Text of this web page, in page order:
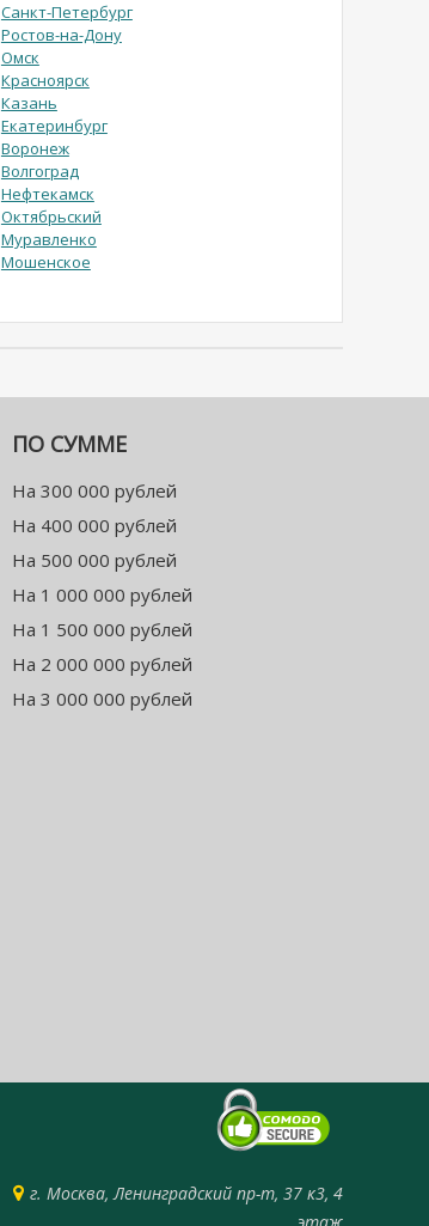
Санкт-Петербург
Ростов-на-Дону
Омск
Красноярск
Казань
Екатеринбург
Воронеж
Волгоград
Нефтекамск
Октябрьский
Муравленко
Мошенское
ПО СУММЕ
На 300 000 рублей
На 400 000 рублей
На 500 000 рублей
На 1 000 000 рублей
На 1 500 000 рублей
На 2 000 000 рублей
На 3 000 000 рублей
г. Москва, Ленинградский пр-т, 37 к3, 4